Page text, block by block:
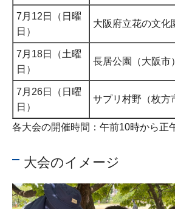
7月12日（日曜
日）
大阪府立花の文化
7月18日（土曜
日）
長居公園（大阪市）
7月26日（日曜
日）
サプリ村野（枚方
各大会の開催時間：午前10時から正
大会のイメージ